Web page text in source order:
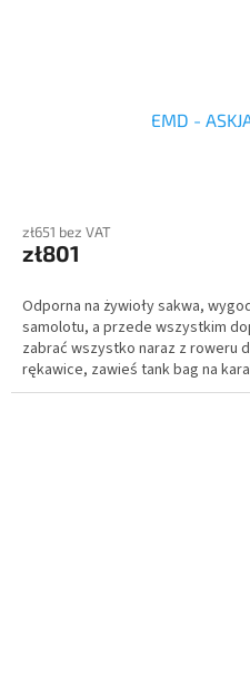
EMD -
zł651 bez VAT
zł801
Odporna na żywioły sakwa,
samolotu, a przede wszystkim
zabrać wszystko naraz z roweru
rękawice, zawieś tank bag na
a ręce wciąż masz wolne.